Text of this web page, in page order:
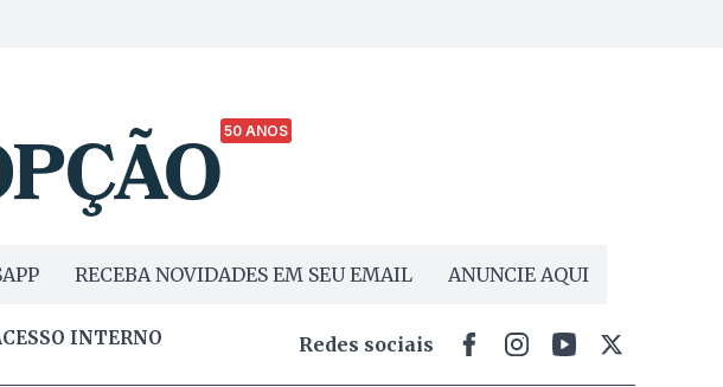
50 ANOS
RECEBA NOVIDADES EM SEU EMAIL ANUNCIE AQUI
INTERNO Redes sociais